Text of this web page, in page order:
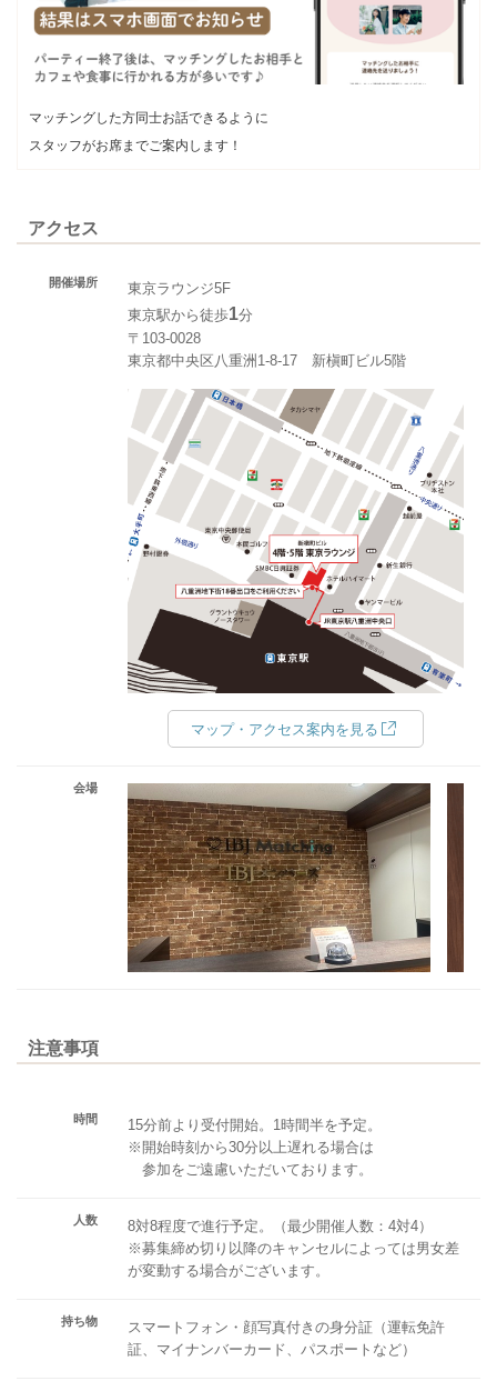
マッチングした方同士お話できるように
スタッフがお席までご案内します！
アクセス
開催場所
東京ラウンジ5F
東京駅から徒歩1分
〒103-0028
東京都中央区八重洲1-8-17 新槇町ビル5階
マップ・アクセス案内を見る
会場
注意事項
時間
15分前より受付開始。1時間半を予定。
※開始時刻から30分以上遅れる場合は
参加をご遠慮いただいております。
人数
8対8程度で進行予定。（最少開催人数：4対4）
※募集締め切り以降のキャンセルによっては男女差
が変動する場合がございます。
持ち物
スマートフォン・顔写真付きの身分証（運転免許
証、マイナンバーカード、パスポートなど）